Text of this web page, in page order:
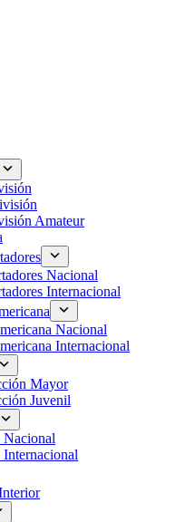
Amateur
Nacional
Internacional
Nacional
Internacional
Mayor
Juvenil
Nacional
Internacional